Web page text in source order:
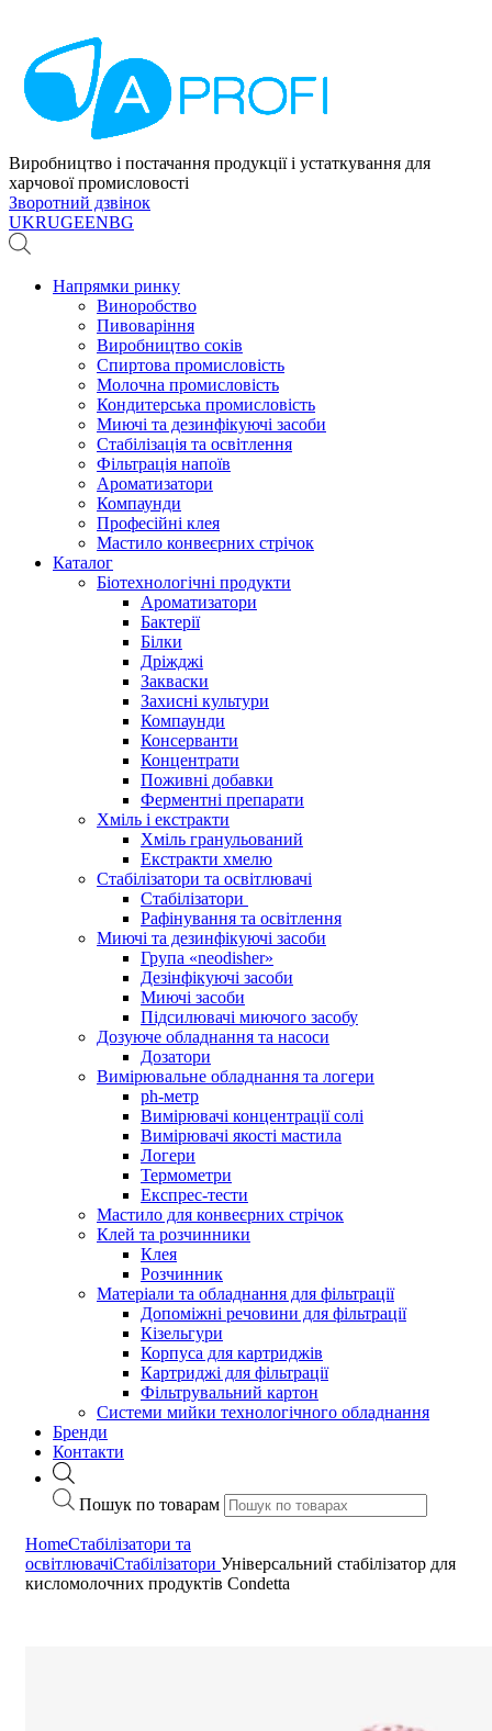
Виробництво і постачання продукції і устаткування для
харчової промисловості
Зворотний дзвінок
UKRUGEENBG
Напрямки ринку
Виноробство
Пивоваріння
Виробництво соків
Спиртова промисловість
Молочна промисловість
Кондитерська промисловість
Миючі та дезинфікуючі засоби
Стабілізація та освітлення
Фільтрація напоїв
Ароматизатори
Компаунди
Професійні клея
Мастило конвеєрних стрічок
Каталог
Біотехнологічні продукти
Ароматизатори
Бактерії
Білки
Дріжджі
Закваски
Захисні культури
Компаунди
Консерванти
Концентрати
Поживні добавки
Ферментні препарати
Хміль і екстракти
Хміль гранульований
Екстракти хмелю
Стабілізатори та освітлювачі
Стабілізатори
Рафінування та освітлення
Миючі та дезинфікуючі засоби
Група «neodisher»
Дезінфікуючі засоби
Миючі засоби
Підсилювачі миючого засобу
Дозуюче обладнання та насоси
Дозатори
Вимірювальне обладнання та логери
ph-метр
Вимірювачі концентрації солі
Вимірювачі якості мастила
Логери
Термометри
Експрес-тести
Мастило для конвеєрних стрічок
Клей та розчинники
Клея
Розчинник
Матеріали та обладнання для фільтрації
Допоміжні речовини для фільтрації
Кізельгури
Корпуса для картриджів
Картриджі для фільтрації
Фільтрувальний картон
Системи мийки технологічного обладнання
Бренди
Контакти
Пошук по товарам
HomeСтабілізатори та
освітлювачіСтабілізатори Універсальний стабілізатор для
кисломолочних продуктів Condetta